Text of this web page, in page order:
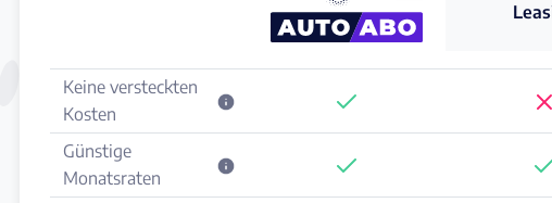
Keine versteckten
Kosten
Günstige
Monatsraten